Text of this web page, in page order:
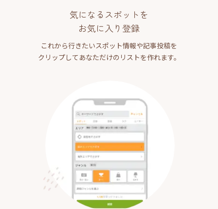
気になるスポットを
お気に入り登録
これから行きたいスポット情報や記事投稿を
クリップしてあなただけのリストを作れます。